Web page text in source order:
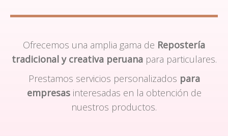
Ofrecemos una amplia gama de Repostería
tradicional y creativa peruanapara particulares.
Prestamos servicios personalizados para
empresasinteresadas en la obtención de
nuestros productos.